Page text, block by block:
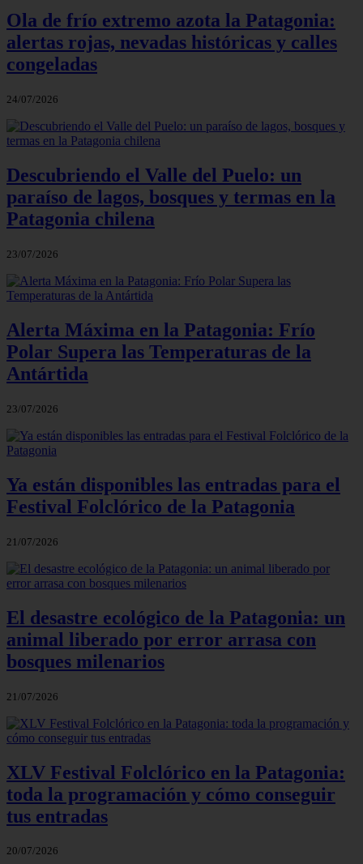
Ola de frío extremo azota la Patagonia:
alertas rojas, nevadas históricas y calles
congeladas
24/07/2026
Descubriendo el Valle del Puelo: un
paraíso de lagos, bosques y termas en la
Patagonia chilena
23/07/2026
Alerta Máxima en la Patagonia: Frío
Polar Supera las Temperaturas de la
Antártida
23/07/2026
Ya están disponibles las entradas para el
Festival Folclórico de la Patagonia
21/07/2026
El desastre ecológico de la Patagonia: un
animal liberado por error arrasa con
bosques milenarios
21/07/2026
XLV Festival Folclórico en la Patagonia:
toda la programación y cómo conseguir
tus entradas
20/07/2026